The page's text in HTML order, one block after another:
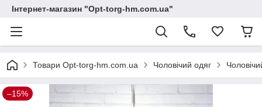
Інтернет-магазин "Opt-torg-hm.com.ua"
Товари Opt-torg-hm.com.ua Чоловічий одяг
–15%